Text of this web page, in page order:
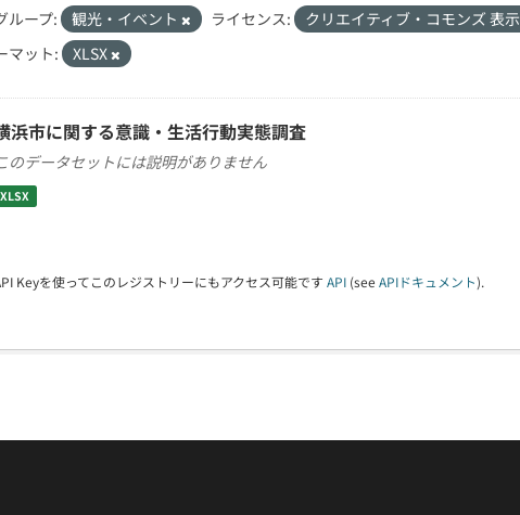
ループ: 観光・イベント ライセンス: クリエイティブ・コモンズ 表示
マット:
XLSX
浜市に関する意識・生活行動実態調査
のデータセットには説明がありません
XLSX
Keyを使ってこのレジストリーにもアクセス可能です API (see APIドキュメント).